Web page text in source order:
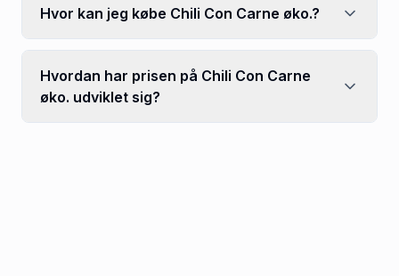
Hvor kan jeg købe Chili Con Carne øko.?
Hvordan har prisen på Chili Con Carne
øko. udviklet sig?